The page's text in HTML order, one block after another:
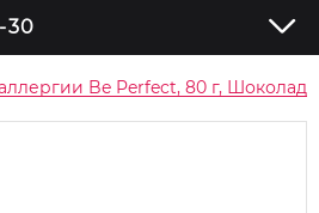
30
Be Perfect, 80 г, Шоколад